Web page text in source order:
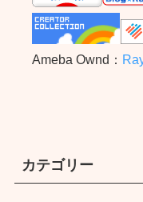
Ameba Ownd：
カテゴリー